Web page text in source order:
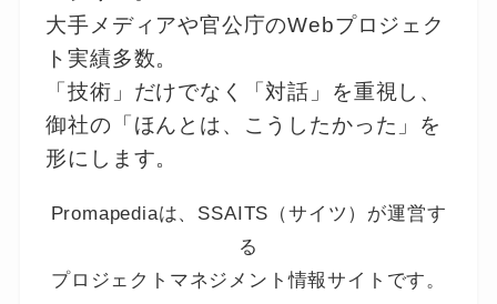
大手メディアや官公庁のWebプロジェク
ト実績多数。
「技術」だけでなく「対話」を重視し、
御社の「ほんとは、こうしたかった」を
形にします。
Promapediaは、SSAITS（サイツ）が運営す
る
プロジェクトマネジメント情報サイトです。